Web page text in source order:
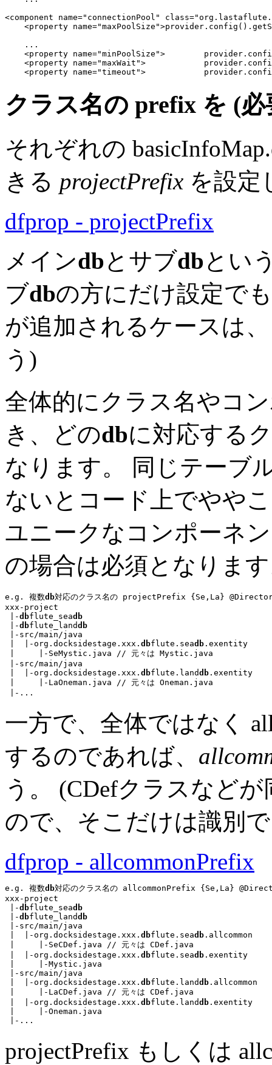
<component name="connectionPool" class="org.lastaflute.
<property
...
<property name="minPoolSize">
<property name="maxWait">
<property name="timeout">
クラス名の prefix を (
それぞれの
きる projectPrefix を設定
dfprop - projectPrefix
メインdbとサブdbとい
ブdbの方にだけ設定で
が追加されるケースは
う)
全体的にクラス名やコ
き、どのdbに対応する
なります。 同じテーブ
ないとコード上でやや
ユニークなコンポーネ
の場合は必須となりま
e.g. 複数db対応のクラス名の projectPrefix {Se,La}
xxx-project
|-dbflute_seadb
|-dbflute_landdb
|-src/main/java
|  |-org.docksidestage.xxx. dbflute.seadb .exentity
|     |- SeMystic.java
// 元々は Mystic.java
|-src/main/java
|  |-org.docksidestage.xxx. dbflute.landdb .exentity
|     |- LaOneman.java
// 元々は Oneman.java
|- ...
一方で、全体ではなく
するのであれば、
う。 (CDefクラスなど
ので、そこだけは識別
dfprop - allcommonPrefix
e.g. 複数db対応のクラス名の allcommonPrefix {Se,La}
xxx-project
|-dbflute_seadb
|-dbflute_landdb
|-src/main/java
|  |-org.docksidestage.xxx. dbflute.seadb .allcommon
|     |- SeCDef.java
// 元々は CDef.java
|  |-org.docksidestage.xxx. dbflute.seadb .exentity
|     |-Mystic.java
|-src/main/java
|  |-org.docksidestage.xxx. dbflute.landdb .allcommon
|     |- LaCDef.java
// 元々は CDef.java
|  |-org.docksidestage.xxx. dbflute.landdb .exentity
|     |-Oneman.java
|- ...
projectPrefix もしくは